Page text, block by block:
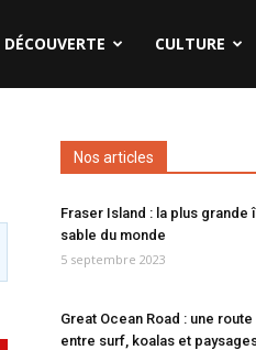
DÉCOUVERTE CULTURE
Nos articles
Fraser Island : la plus grande
sable du monde
5 septembre 2023
Great Ocean Road : une route
entre surf, koalas et